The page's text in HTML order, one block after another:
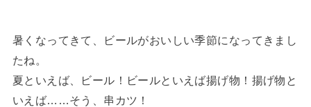
暑くなってきて、ビールがおいしい季節になってきまし
たね。
夏といえば、ビール！ビールといえば揚げ物！揚げ物と
いえば……そう、串カツ！